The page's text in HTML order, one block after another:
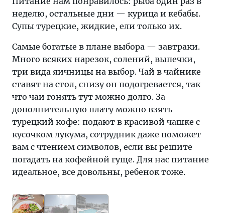
неделю, остальные дни — курица и кебабы.
Супы турецкие, жидкие, ели только их.
Самые богатые в плане выбора — завтраки.
Много всяких нарезок, солений, выпечки,
три вида яичницы на выбор. Чай в чайнике
ставят на стол, снизу он подогревается, так
что чаи гонять тут можно долго. За
дополнительную плату можно взять
турецкий кофе: подают в красивой чашке с
кусочком лукума, сотрудник даже поможет
вам с чтением символов, если вы решите
погадать на кофейной гуще. Для нас питание
идеальное, все довольны, ребенок тоже.